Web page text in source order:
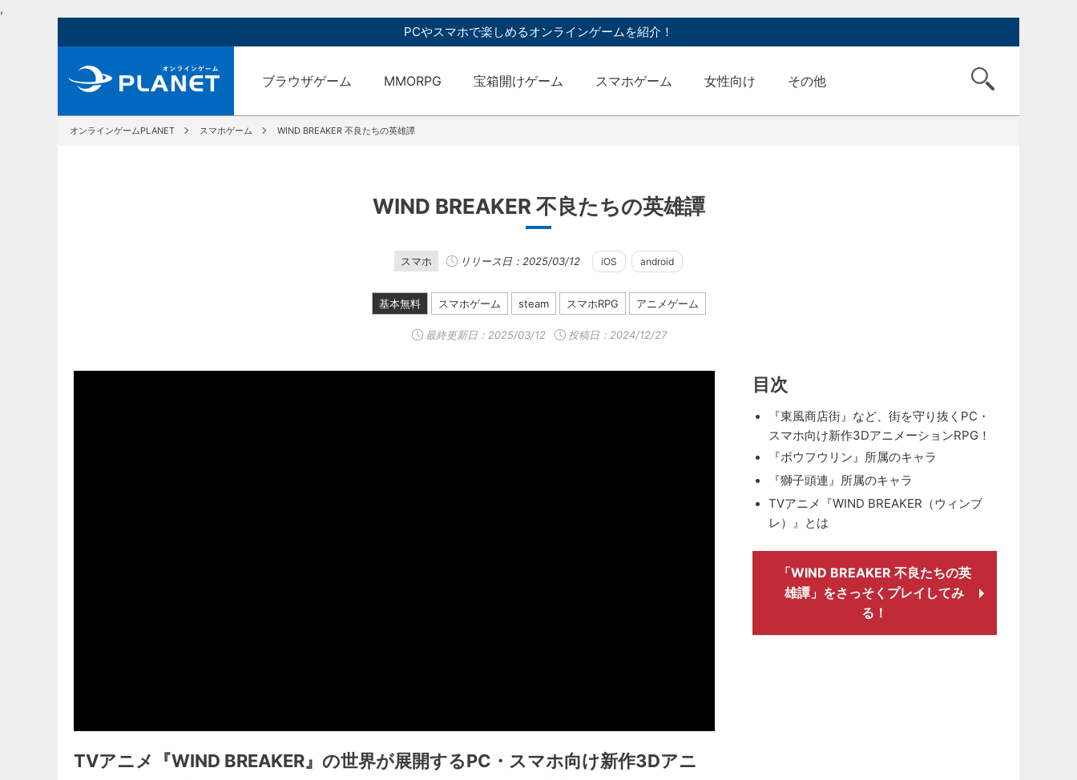
,
PCやスマホで楽しめるオンラインゲームを紹介！
ブラウザゲーム MMORPG 宝箱開けゲーム スマホゲーム 女性向け その他
オンラインゲームPLANET スマホゲーム WIND BREAKER 不良たちの英雄譚
WIND BREAKER 不良たちの英雄譚
スマホ リリース日：2025/03/12 iOS android
基本無料 スマホゲーム steam スマホRPG アニメゲーム
最終更新日： 2025/03/12 投稿日：2024/12/27
TVアニメ『WIND BREAKER』の世界が展開するPC・スマホ向け新作3Dアニ
目次
『東風商店街』など、街を守り抜くPC・
スマホ向け新作3DアニメーションRPG！
『ボウフウリン』所属のキャラ
『獅子頭連』所属のキャラ
TVアニメ『WIND BREAKER（ウィンブ
レ）』とは
「WIND BREAKER 不良たちの英
雄譚」をさっそくプレイしてみ
る！